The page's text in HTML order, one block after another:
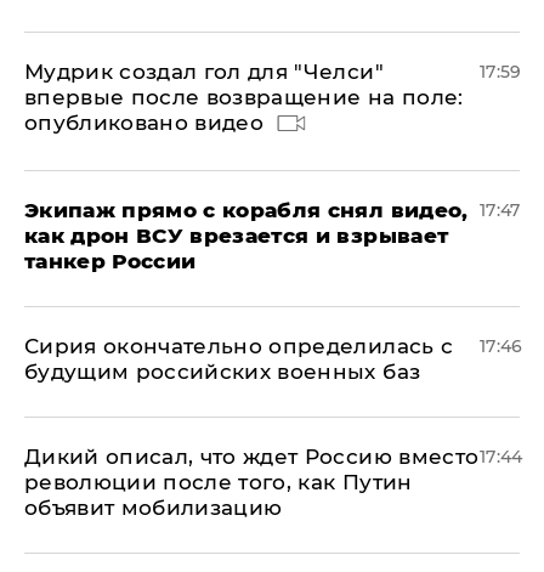
Мудрик создал гол для "Челси"
впервые после возвращение на поле:
опубликовано видео
17:59
Экипаж прямо с корабля снял видео,
как дрон ВСУ врезается и взрывает
танкер России
17:47
Сирия окончательно определилась с
будущим российских военных баз
17:46
Дикий описал, что ждет Россию вместо
революции после того, как Путин
объявит мобилизацию
17:44